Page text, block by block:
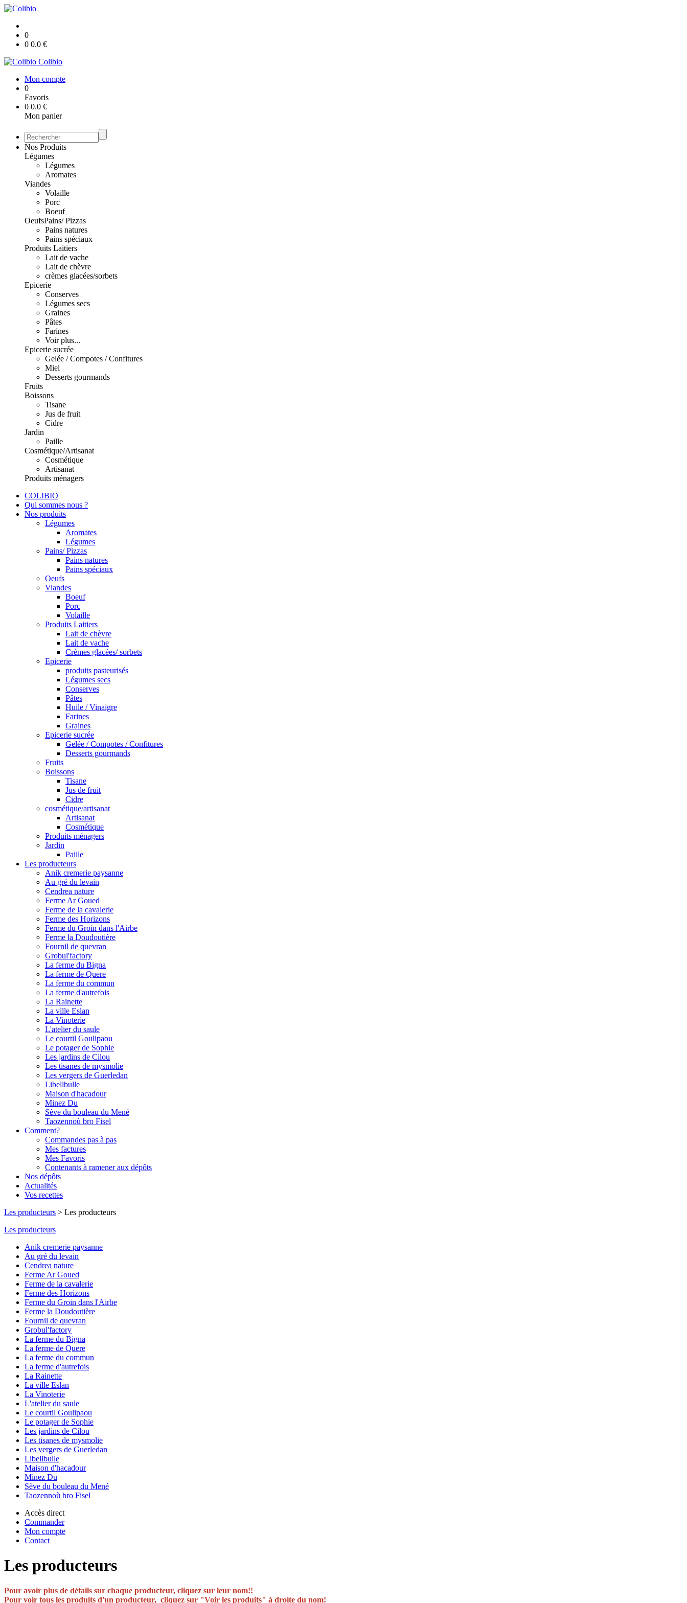
0
0 0.0 €
Colibio
Mon compte
0
Favoris
0 0.0 €
Mon panier
Nos Produits
Légumes
Légumes
Aromates
Viandes
Volaille
Porc
Boeuf
OeufsPains/ Pizzas
Pains natures
Pains spéciaux
Produits Laitiers
Lait de vache
Lait de chèvre
crèmes glacées/sorbets
Epicerie
Conserves
Légumes secs
Graines
Pâtes
Farines
Voir plus...
Epicerie sucrée
Gelée / Compotes / Confitures
Miel
Desserts gourmands
Fruits
Boissons
Tisane
Jus de fruit
Cidre
Jardin
Paille
Cosmétique/Artisanat
Cosmétique
Artisanat
Produits ménagers
COLIBIO
Qui sommes nous ?
Nos produits
Légumes
Aromates
Légumes
Pains/ Pizzas
Pains natures
Pains spéciaux
Oeufs
Viandes
Boeuf
Porc
Volaille
Produits Laitiers
Lait de chèvre
Lait de vache
Crèmes glacées/ sorbets
Epicerie
produits pasteurisés
Légumes secs
Conserves
Pâtes
Huile / Vinaigre
Farines
Graines
Epicerie sucrée
Gelée / Compotes / Confitures
Desserts gourmands
Fruits
Boissons
Tisane
Jus de fruit
Cidre
cosmétique/artisanat
Artisanat
Cosmétique
Produits ménagers
Jardin
Paille
Les producteurs
Anik cremerie paysanne
Au gré du levain
Cendrea nature
Ferme Ar Goued
Ferme de la cavalerie
Ferme des Horizons
Ferme du Groin dans l'Airbe
Ferme la Doudoutière
Fournil de quevran
Grobul'factory
La ferme du Bigna
La ferme de Quere
La ferme du commun
La ferme d'autrefois
La Rainette
La ville Eslan
La Vinoterie
L'atelier du saule
Le courtil Goulipaou
Le potager de Sophie
Les jardins de Cilou
Les tisanes de mysmolie
Les vergers de Guerledan
Libellbulle
Maison d'hacadour
Minez Du
Sève du bouleau du Mené
Taozennoù bro Fisel
Comment?
Commandes pas à pas
Mes factures
Mes Favoris
Contenants à ramener aux dépôts
Nos dépôts
Actualités
Vos recettes
Les producteurs > Les producteurs
Les producteurs
Anik cremerie paysanne
Au gré du levain
Cendrea nature
Ferme Ar Goued
Ferme de la cavalerie
Ferme des Horizons
Ferme du Groin dans l'Airbe
Ferme la Doudoutière
Fournil de quevran
Grobul'factory
La ferme du Bigna
La ferme de Quere
La ferme du commun
La ferme d'autrefois
La Rainette
La ville Eslan
La Vinoterie
L'atelier du saule
Le courtil Goulipaou
Le potager de Sophie
Les jardins de Cilou
Les tisanes de mysmolie
Les vergers de Guerledan
Libellbulle
Maison d'hacadour
Minez Du
Sève du bouleau du Mené
Taozennoù bro Fisel
Accès direct
Commander
Mon compte
Contact
Les producteurs
Pour avoir plus de détails sur chaque producteur, cliquez sur leur nom!!
Pour voir tous les produits d'un producteur, cliquez sur "Voir les produits" à droite du nom!